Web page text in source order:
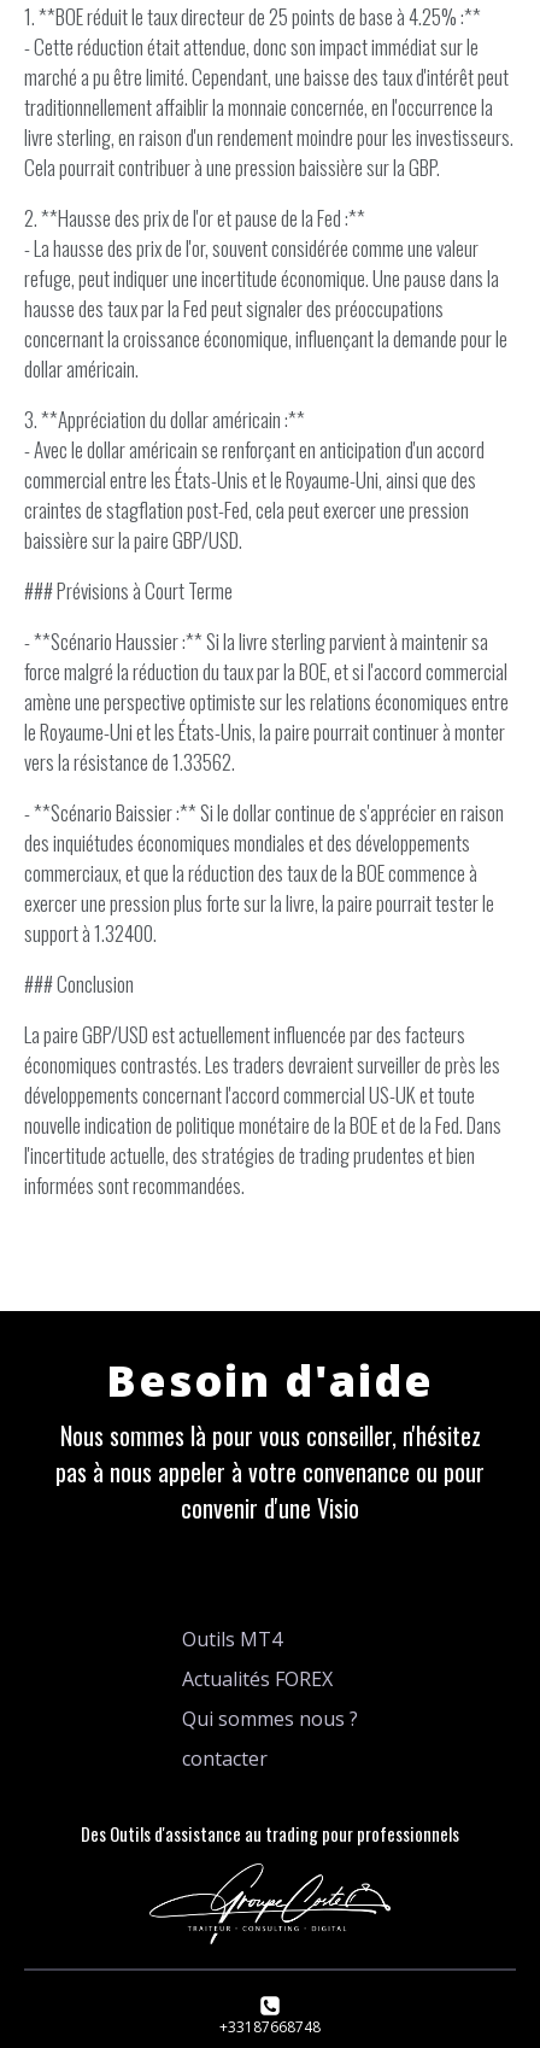
1. **BOE réduit le taux directeur de 25 points de base à 4.25% :**
- Cette réduction était attendue, donc son impact immédiat sur le
marché a pu être limité. Cependant, une baisse des taux d'intérêt peut
traditionnellement affaiblir la monnaie concernée, en l'occurrence la
livre sterling, en raison d'un rendement moindre pour les investisseurs.
Cela pourrait contribuer à une pression baissière sur la GBP.
2. **Hausse des prix de l'or et pause de la Fed :**
- La hausse des prix de l'or, souvent considérée comme une valeur
refuge, peut indiquer une incertitude économique. Une pause dans la
hausse des taux par la Fed peut signaler des préoccupations
concernant la croissance économique, influençant la demande pour le
dollar américain.
3. **Appréciation du dollar américain :**
- Avec le dollar américain se renforçant en anticipation d'un accord
commercial entre les États-Unis et le Royaume-Uni, ainsi que des
craintes de stagflation post-Fed, cela peut exercer une pression
baissière sur la paire GBP/USD.
### Prévisions à Court Terme
- **Scénario Haussier :** Si la livre sterling parvient à maintenir sa
force malgré la réduction du taux par la BOE, et si l'accord commercial
amène une perspective optimiste sur les relations économiques entre
le Royaume-Uni et les États-Unis, la paire pourrait continuer à monter
vers la résistance de 1.33562.
- **Scénario Baissier :** Si le dollar continue de s'apprécier en raison
des inquiétudes économiques mondiales et des développements
commerciaux, et que la réduction des taux de la BOE commence à
exercer une pression plus forte sur la livre, la paire pourrait tester le
support à 1.32400.
### Conclusion
La paire GBP/USD est actuellement influencée par des facteurs
économiques contrastés. Les traders devraient surveiller de près les
développements concernant l'accord commercial US-UK et toute
nouvelle indication de politique monétaire de la BOE et de la Fed. Dans
l'incertitude actuelle, des stratégies de trading prudentes et bien
informées sont recommandées.
Besoin d'aide
Nous sommes là pour vous conseiller, n'hésitez
pas à nous appeler à votre convenance ou pour
convenir d'une Visio
Outils MT4
Actualités FOREX
Qui sommes nous ?
contacter
Des Outils d'assistance au trading pour professionnels
+33187668748